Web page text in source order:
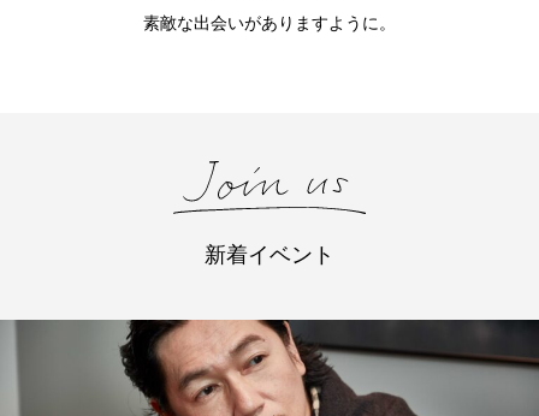
素敵な出会いがありますように。
新着イベント